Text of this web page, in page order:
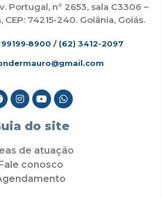
Portugal, nº 2653, sala C3306 –
CEP: 74215-240. Goiânia, Goiás.
99199‑8900 / (62) 3412-2097
do site
de atuação
conosco